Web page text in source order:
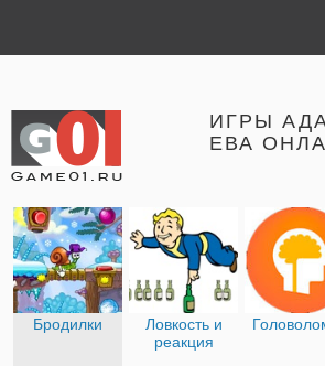
ИГРЫ
ЕВА
Бродилки
Ловкость и
реакция